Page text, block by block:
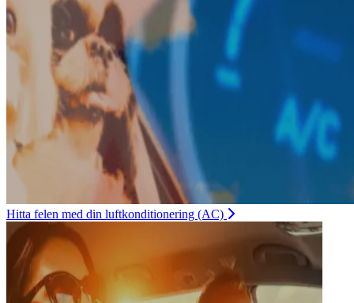
Hitta felen med din luftkonditionering (AC)